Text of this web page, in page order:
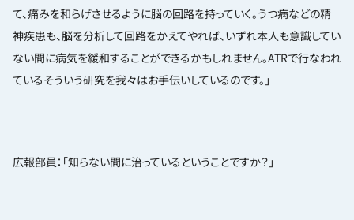
て、痛みを和らげさせるように脳の回路を持っていく。うつ病などの精
神疾患も、脳を分析して回路をかえてやれば、いずれ本人も意識してい
ない間に病気を緩和することができるかもしれません。ATRで行なわれ
ているそういう研究を我々はお手伝いしているのです。」
広報部員：「知らない間に治っているということですか？」